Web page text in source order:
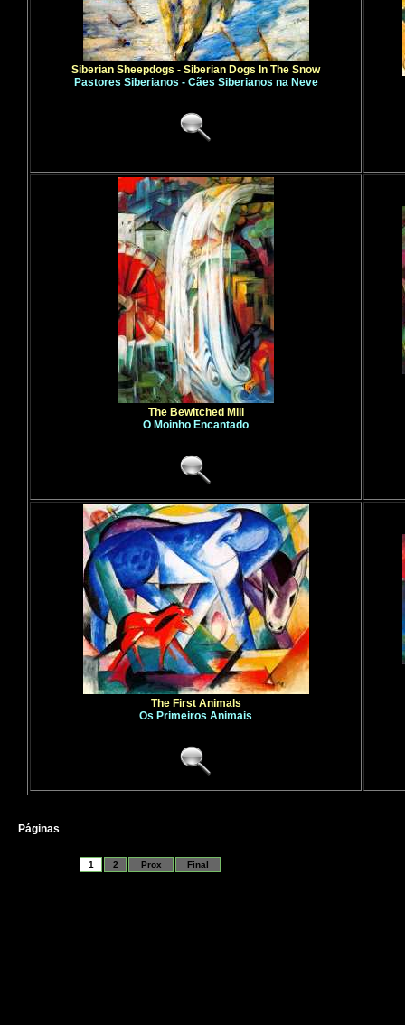
Siberian Sheepdogs - Siberian Dogs In The Snow
Pastores Siberianos - Cães Siberianos na Neve
The Bewitched Mill
O Moinho Encantado
The First Animals
Os Primeiros Animais
Páginas
1 2 Prox Final